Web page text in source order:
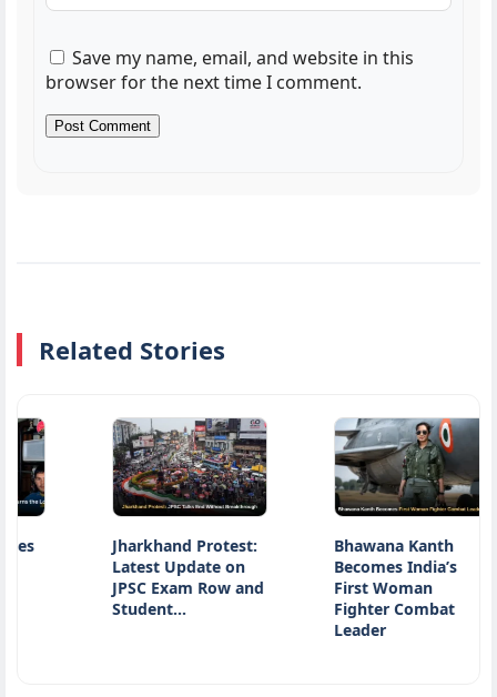
Save my name, email, and website in this
browser for the next time I comment.
Related Stories
Jharkhand Protest:
Latest Update on
JPSC Exam Row and
Student…
Bhawana Kanth
Becomes India’s
First Woman
Fighter Combat
Leader